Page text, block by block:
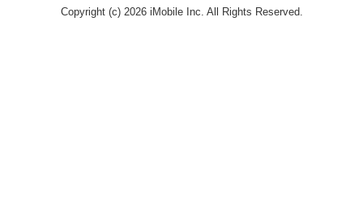
Copyright (c) 2026 iMobile Inc. All Rights Reserved.